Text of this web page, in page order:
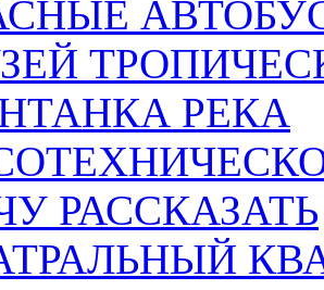
РЕКА
РАССКАЗАТЬ